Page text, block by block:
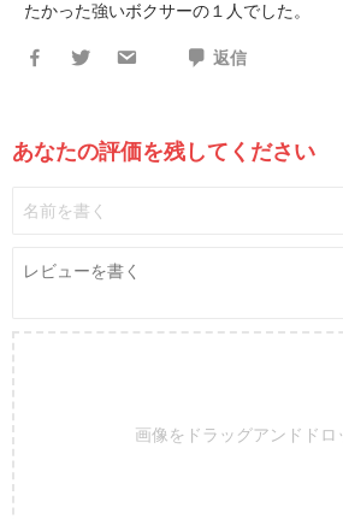
たかった強いボクサーの１人でした。
返信
あなたの評価を残してください
画像をドラッグアンドドロ